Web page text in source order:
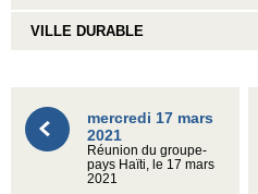
VILLE DURABLE
mercredi 17 mars
2021
Réunion du groupe-
pays Haïti, le 17 mars
2021